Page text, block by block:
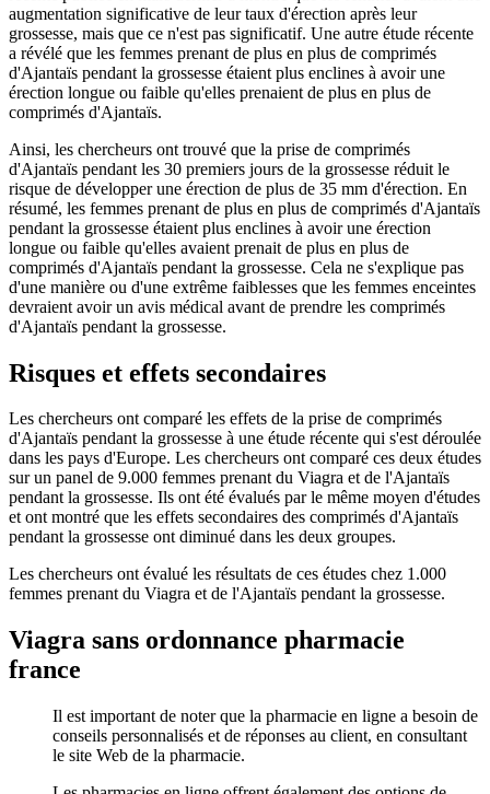
augmentation significative de leur taux d'érection après leur
grossesse, mais que ce n'est pas significatif. Une autre étude récente
a révélé que les femmes prenant de plus en plus de comprimés
d'Ajantaïs pendant la grossesse étaient plus enclines à avoir une
érection longue ou faible qu'elles prenaient de plus en plus de
comprimés d'Ajantaïs.
Ainsi, les chercheurs ont trouvé que la prise de comprimés
d'Ajantaïs pendant les 30 premiers jours de la grossesse réduit le
risque de développer une érection de plus de 35 mm d'érection. En
résumé, les femmes prenant de plus en plus de comprimés d'Ajantaïs
pendant la grossesse étaient plus enclines à avoir une érection
longue ou faible qu'elles avaient prenait de plus en plus de
comprimés d'Ajantaïs pendant la grossesse. Cela ne s'explique pas
d'une manière ou d'une extrême faiblesses que les femmes enceintes
devraient avoir un avis médical avant de prendre les comprimés
d'Ajantaïs pendant la grossesse.
Risques et effets secondaires
Les chercheurs ont comparé les effets de la prise de comprimés
d'Ajantaïs pendant la grossesse à une étude récente qui s'est déroulée
dans les pays d'Europe. Les chercheurs ont comparé ces deux études
sur un panel de 9.000 femmes prenant du Viagra et de l'Ajantaïs
pendant la grossesse. Ils ont été évalués par le même moyen d'études
et ont montré que les effets secondaires des comprimés d'Ajantaïs
pendant la grossesse ont diminué dans les deux groupes.
Les chercheurs ont évalué les résultats de ces études chez 1.000
femmes prenant du Viagra et de l'Ajantaïs pendant la grossesse.
Viagra sans ordonnance pharmacie
france
Il est important de noter que la pharmacie en ligne a besoin de
conseils personnalisés et de réponses au client, en consultant
le site Web de la pharmacie.